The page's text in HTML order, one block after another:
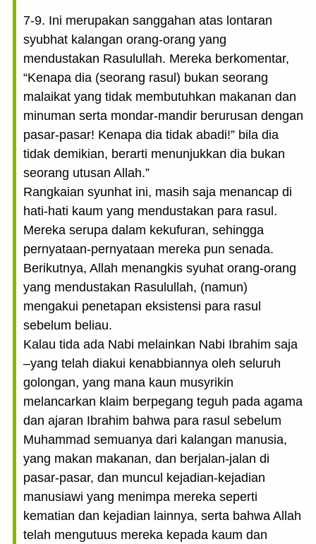
7-9. Ini merupakan sanggahan atas lontaran
syubhat kalangan orang-orang yang
mendustakan Rasulullah. Mereka berkomentar,
“Kenapa dia (seorang rasul) bukan seorang
malaikat yang tidak membutuhkan makanan dan
minuman serta mondar-mandir berurusan dengan
pasar-pasar! Kenapa dia tidak abadi!” bila dia
tidak demikian, berarti menunjukkan dia bukan
seorang utusan Allah.”
Rangkaian syunhat ini, masih saja menancap di
hati-hati kaum yang mendustakan para rasul.
Mereka serupa dalam kekufuran, sehingga
pernyataan-pernyataan mereka pun senada.
Berikutnya, Allah menangkis syuhat orang-orang
yang mendustakan Rasulullah, (namun)
mengakui penetapan eksistensi para rasul
sebelum beliau.
Kalau tida ada Nabi melainkan Nabi Ibrahim saja
–yang telah diakui kenabbiannya oleh seluruh
golongan, yang mana kaun musyrikin
melancarkan klaim berpegang teguh pada agama
dan ajaran Ibrahim bahwa para rasul sebelum
Muhammad semuanya dari kalangan manusia,
yang makan makanan, dan berjalan-jalan di
pasar-pasar, dan muncul kejadian-kejadian
manusiawi yang menimpa mereka seperti
kematian dan kejadian lainnya, serta bahwa Allah
telah mengutuus mereka kepada kaum dan